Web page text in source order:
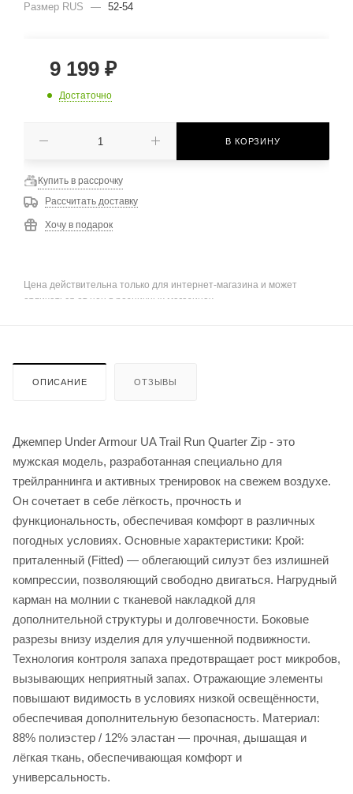
Размер RUS
— 52-54
9 199 ₽
Достаточно
В КОРЗИНУ
Купить в рассрочку
Рассчитать доставку
Хочу в подарок
Цена действительна только для интернет-магазина и может
отличаться от цен в розничных магазинах
ОПИСАНИЕ ОТЗЫВЫ
Джемпер Under Armour UA Trail Run Quarter Zip - это
мужская модель, разработанная специально для
трейлраннинга и активных тренировок на свежем воздухе.
Он сочетает в себе лёгкость, прочность и
функциональность, обеспечивая комфорт в различных
погодных условиях. Основные характеристики: Крой:
приталенный (Fitted) — облегающий силуэт без излишней
компрессии, позволяющий свободно двигаться. Нагрудный
карман на молнии с тканевой накладкой для
дополнительной структуры и долговечности. Боковые
разрезы внизу изделия для улучшенной подвижности.
Технология контроля запаха предотвращает рост микробов,
вызывающих неприятный запах. Отражающие элементы
повышают видимость в условиях низкой освещённости,
обеспечивая дополнительную безопасность. Материал:
88% полиэстер / 12% эластан — прочная, дышащая и
лёгкая ткань, обеспечивающая комфорт и
универсальность.